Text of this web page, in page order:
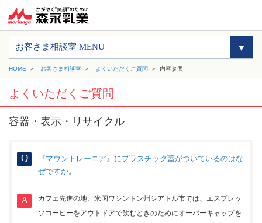
お客さま相談室 MENU
HOME お客さま相談室 よくいただくご質問 内容参照
よくいただくご質問
容器・表示・リサイクル
『マウントレーニア』にプラスチック蓋がついているのはな
ぜですか。
カフェ先進の地、米国ワシントン州シアトル市では、エスプレッ
ソコーヒーをアウトドアで飲むときのためにオーバーキャップを